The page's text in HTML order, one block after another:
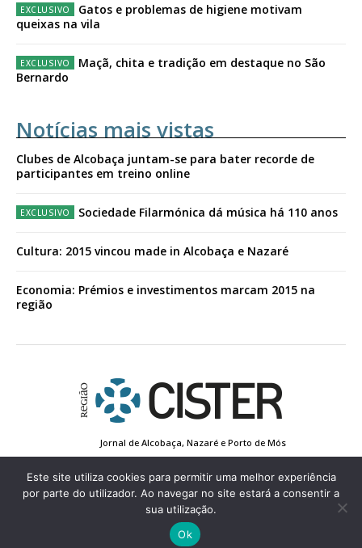
Gatos e problemas de higiene motivam
queixas na vila
Maçã, chita e tradição em destaque no São
Bernardo
Notícias mais vistas
Clubes de Alcobaça juntam-se para bater recorde de
participantes em treino online
Sociedade Filarmónica dá música há 110 anos
Cultura: 2015 vincou made in Alcobaça e Nazaré
Economia: Prémios e investimentos marcam 2015 na
região
Jornal de Alcobaça, Nazaré e Porto de Mós
Conta de Registo
Edição Impressa
© 2022 Região de Cister - Todos os direitos reservados.
Este site utiliza cookies para permitir uma melhor experiência
por parte do utilizador. Ao navegar no site estará a consentir a
sua utilização.
Ok